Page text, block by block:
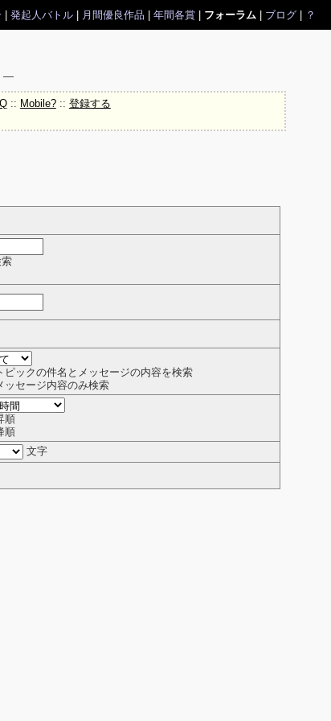
| 発起人バトル| 月間優良作品 年間各賞| フォーラム| ブログ| ？
―
:: Mobile?:: 登録する
ピックの件名とメッセージの内容を検索
ッセージ内容のみ検索
順
順
文字